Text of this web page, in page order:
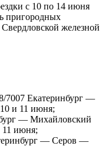
с 10 по 14 июня
пригородных
железной
7007 Екатеринбург —
и 11 июня;
— Михайловский
11 июня;
— Серов —